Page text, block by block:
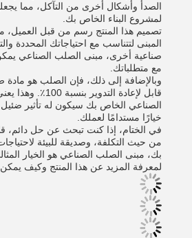
الصدأ وأشكال أخرى من التآكل، مما
لمشروع البناء الخاص بك.
تصميم هذا المنتج رسم من قبل
المبنى لتتناسب مع احتياجاتك المحددة
صناعية أخرى، مبنى الصلب الصناعي
مع متطلباتك.
وبالإضافة إلى ذلك، فإن الصلب هو مادة
قابل لإعادة
الصناعي الخاص بك سيكون له تأثير ضئيل
خيارًا مستدامًا لعملك.
في الختام، إذا كنت تبحث عن حل دائم،
من حيث التكلفة، وصديقة للبيئة
بك، مبنى الصلب الصناعي هو الخيار
لمعرفة المزيد عن هذا المنتج وكيف